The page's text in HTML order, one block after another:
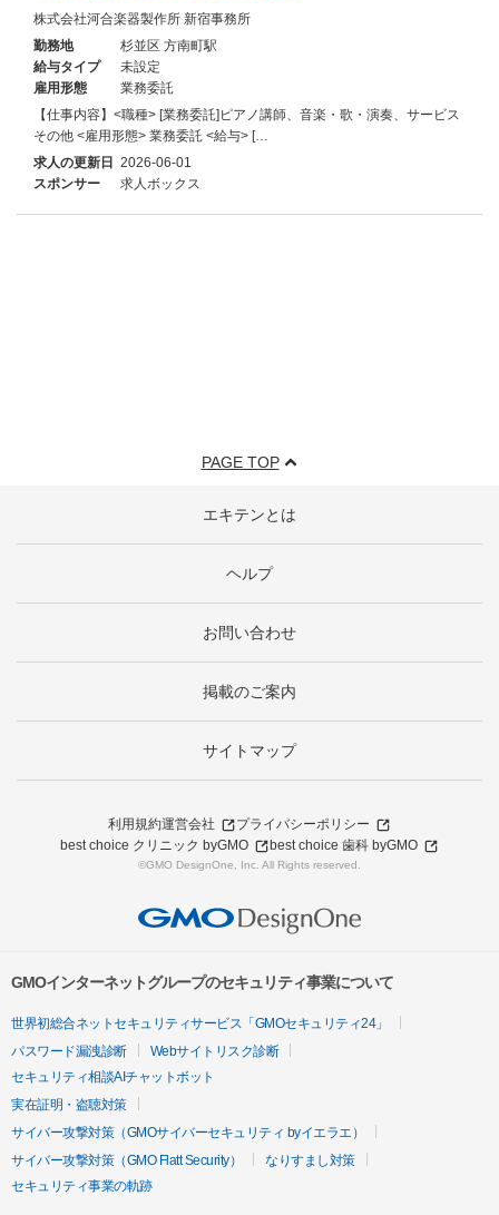
株式会社河合楽器製作所 新宿事務所
勤務地
杉並区 方南町駅
給与タイプ
未設定
雇用形態
業務委託
【仕事内容】<職種> [業務委託]ピアノ講師、音楽・歌・演奏、サービス
その他 <雇用形態> 業務委託 <給与> […
求人の更新日 2026-06-01
スポンサー
求人ボックス
PAGE TOP
エキテンとは
ヘルプ
お問い合わせ
掲載のご案内
サイトマップ
利用規約運営会社
プライバシーポリシー
best choice クリニック byGMO
best choice 歯科 byGMO
©GMO DesignOne, Inc. All Rights reserved.
GMOインターネットグループのセキュリティ事業について
世界初総合ネットセキュリティサービス「GMOセキュリティ24」
パスワード漏洩診断
Webサイトリスク診断
セキュリティ相談AIチャットボット
実在証明・盗聴対策
サイバー攻撃対策（GMOサイバーセキュリティ byイエラエ）
サイバー攻撃対策（GMO Flatt Security）
なりすまし対策
セキュリティ事業の軌跡